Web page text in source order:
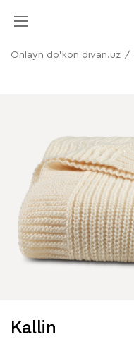
Onlayn do'kon divan.uz /
Kallin